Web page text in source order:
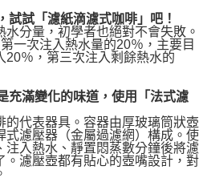
試「濾紙滴濾式咖啡」吧！
分量，初學者也絕對不會失敗。
一次注入熱水量的20％，主要目
20％，第三次注入剩餘熱水的
滿變化的味道，使用「法式濾
代表器具。容器由厚玻璃筒狀壺
式濾壓器（金屬過濾網）構成。使
注入熱水、靜置悶蒸數分鐘後將濾
。濾壓壺都有貼心的壺嘴設計，對